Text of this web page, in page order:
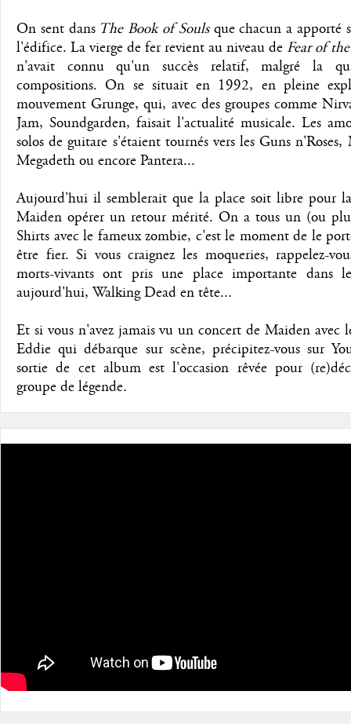
On sent dansThe Book of Soulsque chacun a apporté
l'édifice. La vierge de fer revient au niveau de Fear of
n'avait connu qu'un succès relatif, malgré la
compositions. On se situait en 1992, en pleine
mouvement Grunge, qui, avec des groupes comme
Jam, Soundgarden, faisait l'actualité musicale. Les
solos de guitare s'étaient tournés vers les Guns
Megadeth ou encore Pantera...
Aujourd'hui il semblerait que la place soit libre pour
Maiden opérer un retour mérité. On a tous un (ou
Shirts avec le fameux zombie, c'est le moment de le
être fier. Si vous craignez les moqueries, rappelez-
morts-vivants ont pris une place importante dans
aujourd'hui, Walking Dead en tête...
Et si vous n'avez jamais vu un concert de Maiden avec
Eddie qui débarque sur scène, précipitez-vous sur
sortie de cet album est l'occasion rêvée pour
groupe de légende.